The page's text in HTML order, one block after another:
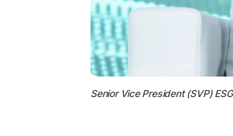
Senior Vice President (SVP)